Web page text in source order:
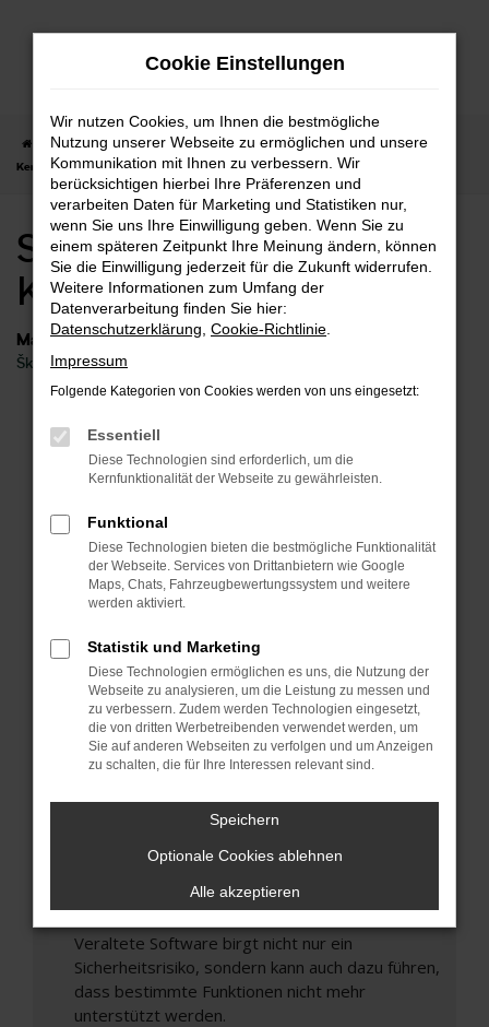
Zum
Startseite Kernen Škoda Škoda Karoq
Skoda Karoq Neuwagen
Kernen
Skoda Karoq Neuwagen
Kernen
Marken
Škoda
Fehler: Network Error
Beim Laden ist ein Fehler aufgetreten.
Überprüfe deine Firewall und deine
Internetverbindung.
Laden andere Webseiten, zum Beispiel deine
Suchmaschine?
Prüfe deine Browsererweiterungen.
Manche Erweiterungen, wie Werbeblocker,
können das Laden bestimmter Seiten
verhindern. Funktioniert die Seite in einem
anderen Browser oder in einem privaten
Fenster?
Das kann manchmal helfen, vorübergehende
Stelle sicher, dass dein Browser und dein
Betriebssystem auf dem neuesten Stand
Veraltete Software birgt nicht nur ein
Sicherheitsrisiko, sondern kann auch dazu führen,
dass bestimmte Funktionen nicht mehr
unterstützt werden.
Cookie Einstellungen
Wir nutzen Cookies, um Ihnen die bestmögliche
Nutzung unserer Webseite zu ermöglichen und unsere
Kommunikation mit Ihnen zu verbessern. Wir
berücksichtigen hierbei Ihre Präferenzen und
verarbeiten Daten für Marketing und Statistiken nur,
wenn Sie uns Ihre Einwilligung geben. Wenn Sie zu
einem späteren Zeitpunkt Ihre Meinung ändern, können
Sie die Einwilligung jederzeit für die Zukunft widerrufen.
Weitere Informationen zum Umfang der
Datenverarbeitung finden Sie hier:
Datenschutzerklärung Cookie-Richtlinie
Impressum
Folgende Kategorien von Cookies werden von uns eingesetzt:
Essentiell
Diese Technologien sind erforderlich, um die
Kernfunktionalität der Webseite zu gewährleisten.
Funktional
Diese Technologien bieten die bestmögliche Funktionalität
der Webseite. Services von Drittanbietern wie Google
Maps, Chats, Fahrzeugbewertungssystem und weitere
werden aktiviert.
Statistik und Marketing
Diese Technologien ermöglichen es uns, die Nutzung der
Webseite zu analysieren, um die Leistung zu messen und
zu verbessern. Zudem werden Technologien eingesetzt,
die von dritten Werbetreibenden verwendet werden, um
Sie auf anderen Webseiten zu verfolgen und um Anzeigen
zu schalten, die für Ihre Interessen relevant sind.
Speichern
Optionale Cookies ablehnen
Alle akzeptieren